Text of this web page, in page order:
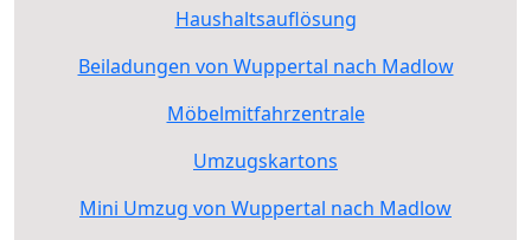
Haushaltsauflösung
Beiladungen von Wuppertal nach Madlow
Möbelmitfahrzentrale
Umzugskartons
Mini Umzug von Wuppertal nach Madlow